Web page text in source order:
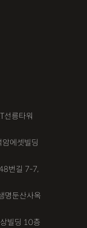
선릉타워
에셋빌딩
번길 7-7,
명둔산사옥
빌딩 10층